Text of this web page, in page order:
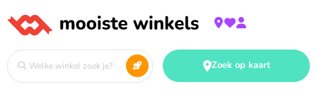
Zoek op kaart